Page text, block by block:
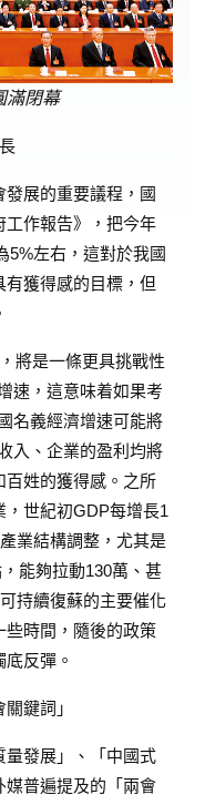
滿閉幕
展的重要議程，國
工作報告》，把今年
5%左右，這對於我國
獲得感的目標，但
將是一條更具挑戰性
速，這意味着如果考
名義經濟增速可能將
入、企業的盈利均將
百姓的獲得感。之所
，世紀初GDP每增長1
業結構調整，尤其是
能夠拉動130萬、甚
持續復蘇的主要催化
些時間，隨後的政策
反彈。
鍵詞」
量發展」、「中國式
媒普遍提及的「兩會